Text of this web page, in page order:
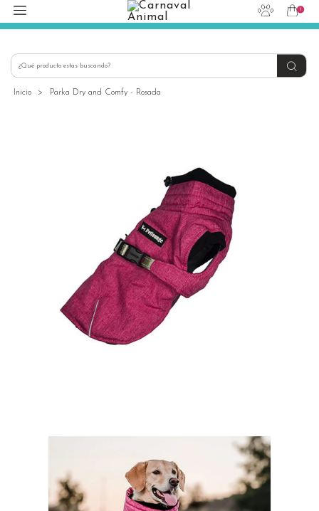
+56939145030
1
Inicio > Parka Dry and Comfy - Rosada